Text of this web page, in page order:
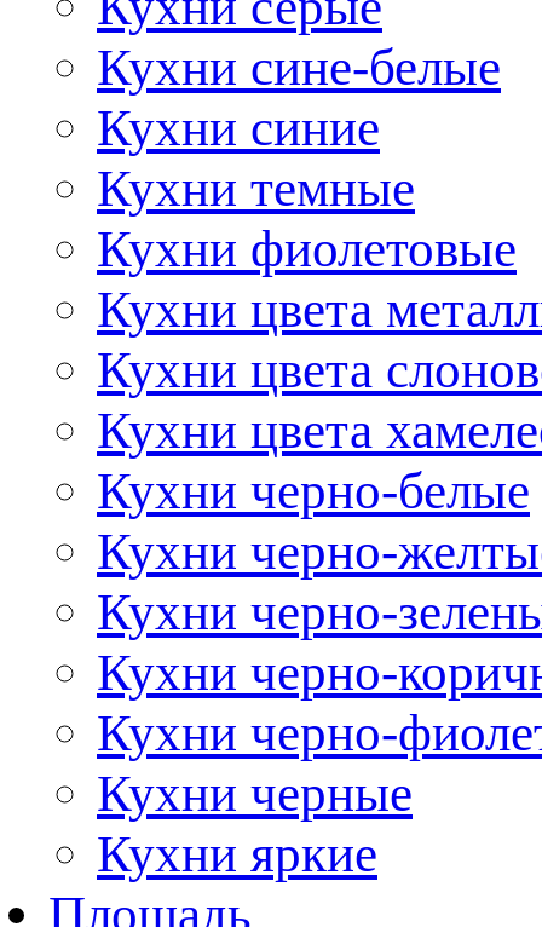
Кухни сине-белые
Кухни синие
Кухни темные
Кухни фиолетовые
Кухни цвета
Кухни цвета
Кухни цвета
Кухни черно-белые
Кухни черно-
Кухни черно-
Кухни черно-
Кухни черно-
Кухни черные
Кухни яркие
Площадь